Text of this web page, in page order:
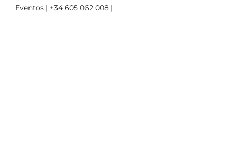
Eventos | +34 605 062 008 |